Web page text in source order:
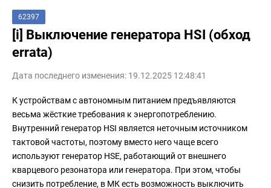
62397
[i] Выключение генератора HSI (обход
errata)
Дата последнего изменения: 19.12.2025 12:48:41
К устройствам с автономным питанием предъявляются
весьма жёсткие требования к энергопотреблению.
Внутренний генератор HSI является неточным источником
тактовой частоты, поэтому вместо него чаще всего
используют генератор HSE, работающий от внешнего
кварцевого резонатора или генератора. При этом, чтобы
снизить потребление, в МК есть возможность выключить